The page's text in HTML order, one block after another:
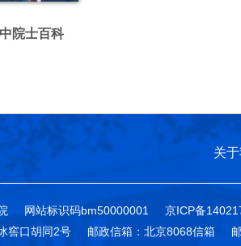
院士百科
关
网站标识码bm50000001
京ICP备
窖口胡同2号
邮政信箱：北京8068信箱